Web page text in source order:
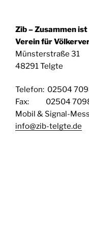
Zib – Zusammen
Verein für
Münsterstraße 31
48291 Telgte
Telefon: 02504
Fax: 02504
Mobil & Signal-
info@zib-telgte.de